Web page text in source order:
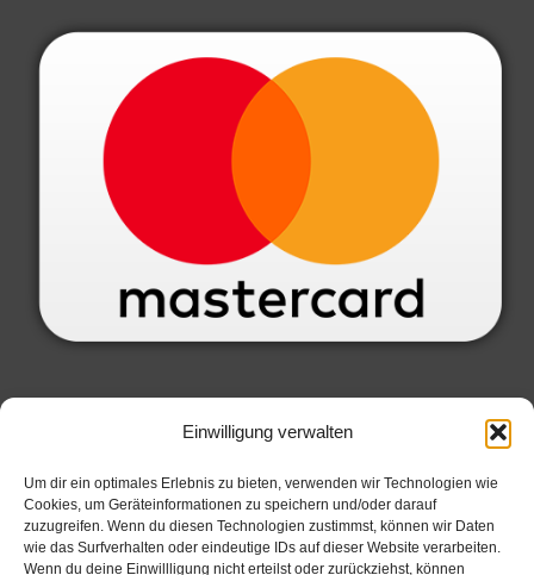
Einwilligung verwalten
Um dir ein optimales Erlebnis zu bieten, verwenden wir Technologien wie
Cookies, um Geräteinformationen zu speichern und/oder darauf
zuzugreifen. Wenn du diesen Technologien zustimmst, können wir Daten
wie das Surfverhalten oder eindeutige IDs auf dieser Website verarbeiten.
Wenn du deine Einwillligung nicht erteilst oder zurückziehst, können
SERVICE INFORMATIONEN
Datenschutzbelehrung
Widerrufsbelehrung
Allgemeine Geschäftsbedingungen